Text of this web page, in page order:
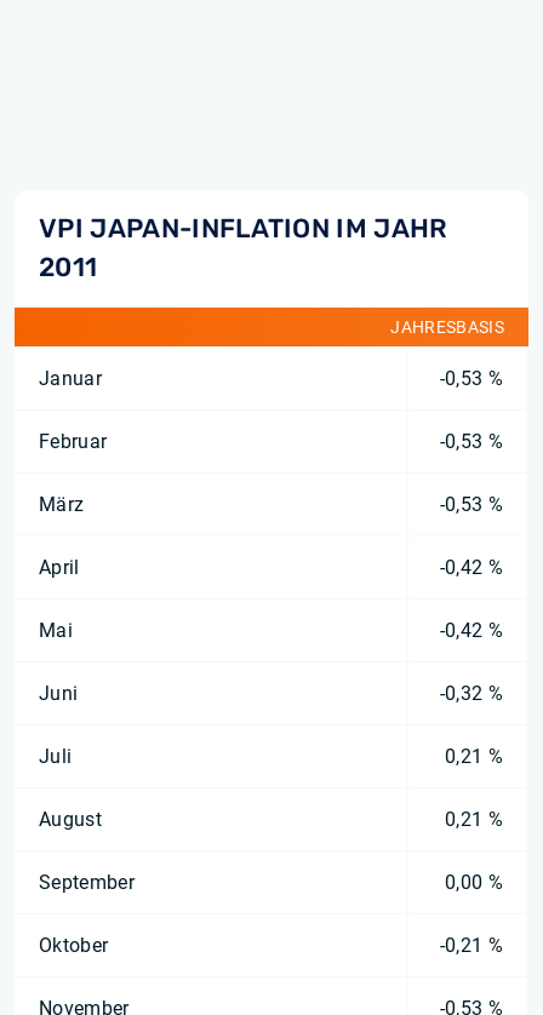
VPI JAPAN-INFLATION IM JAHR
2011
JAHRESBASIS
Januar -0,53 %
Februar -0,53 %
März -0,53 %
April -0,42 %
Mai -0,42 %
Juni -0,32 %
Juli 0,21 %
August 0,21 %
September 0,00 %
Oktober -0,21 %
November -0,53 %